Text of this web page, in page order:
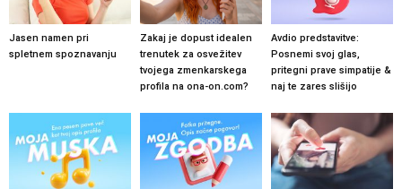
Jasen namen pri
spletnem spoznavanju
Zakaj je dopust idealen
trenutek za osvežitev
tvojega zmenkarskega
profila na ona-on.com?
Avdio predstavitve:
Posnemi svoj glas,
pritegni prave simpatije &
naj te zares slišijo